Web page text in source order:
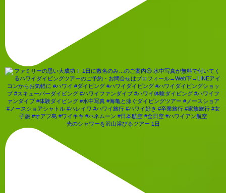
光のシャワーを沢山浴びるツアー 1日